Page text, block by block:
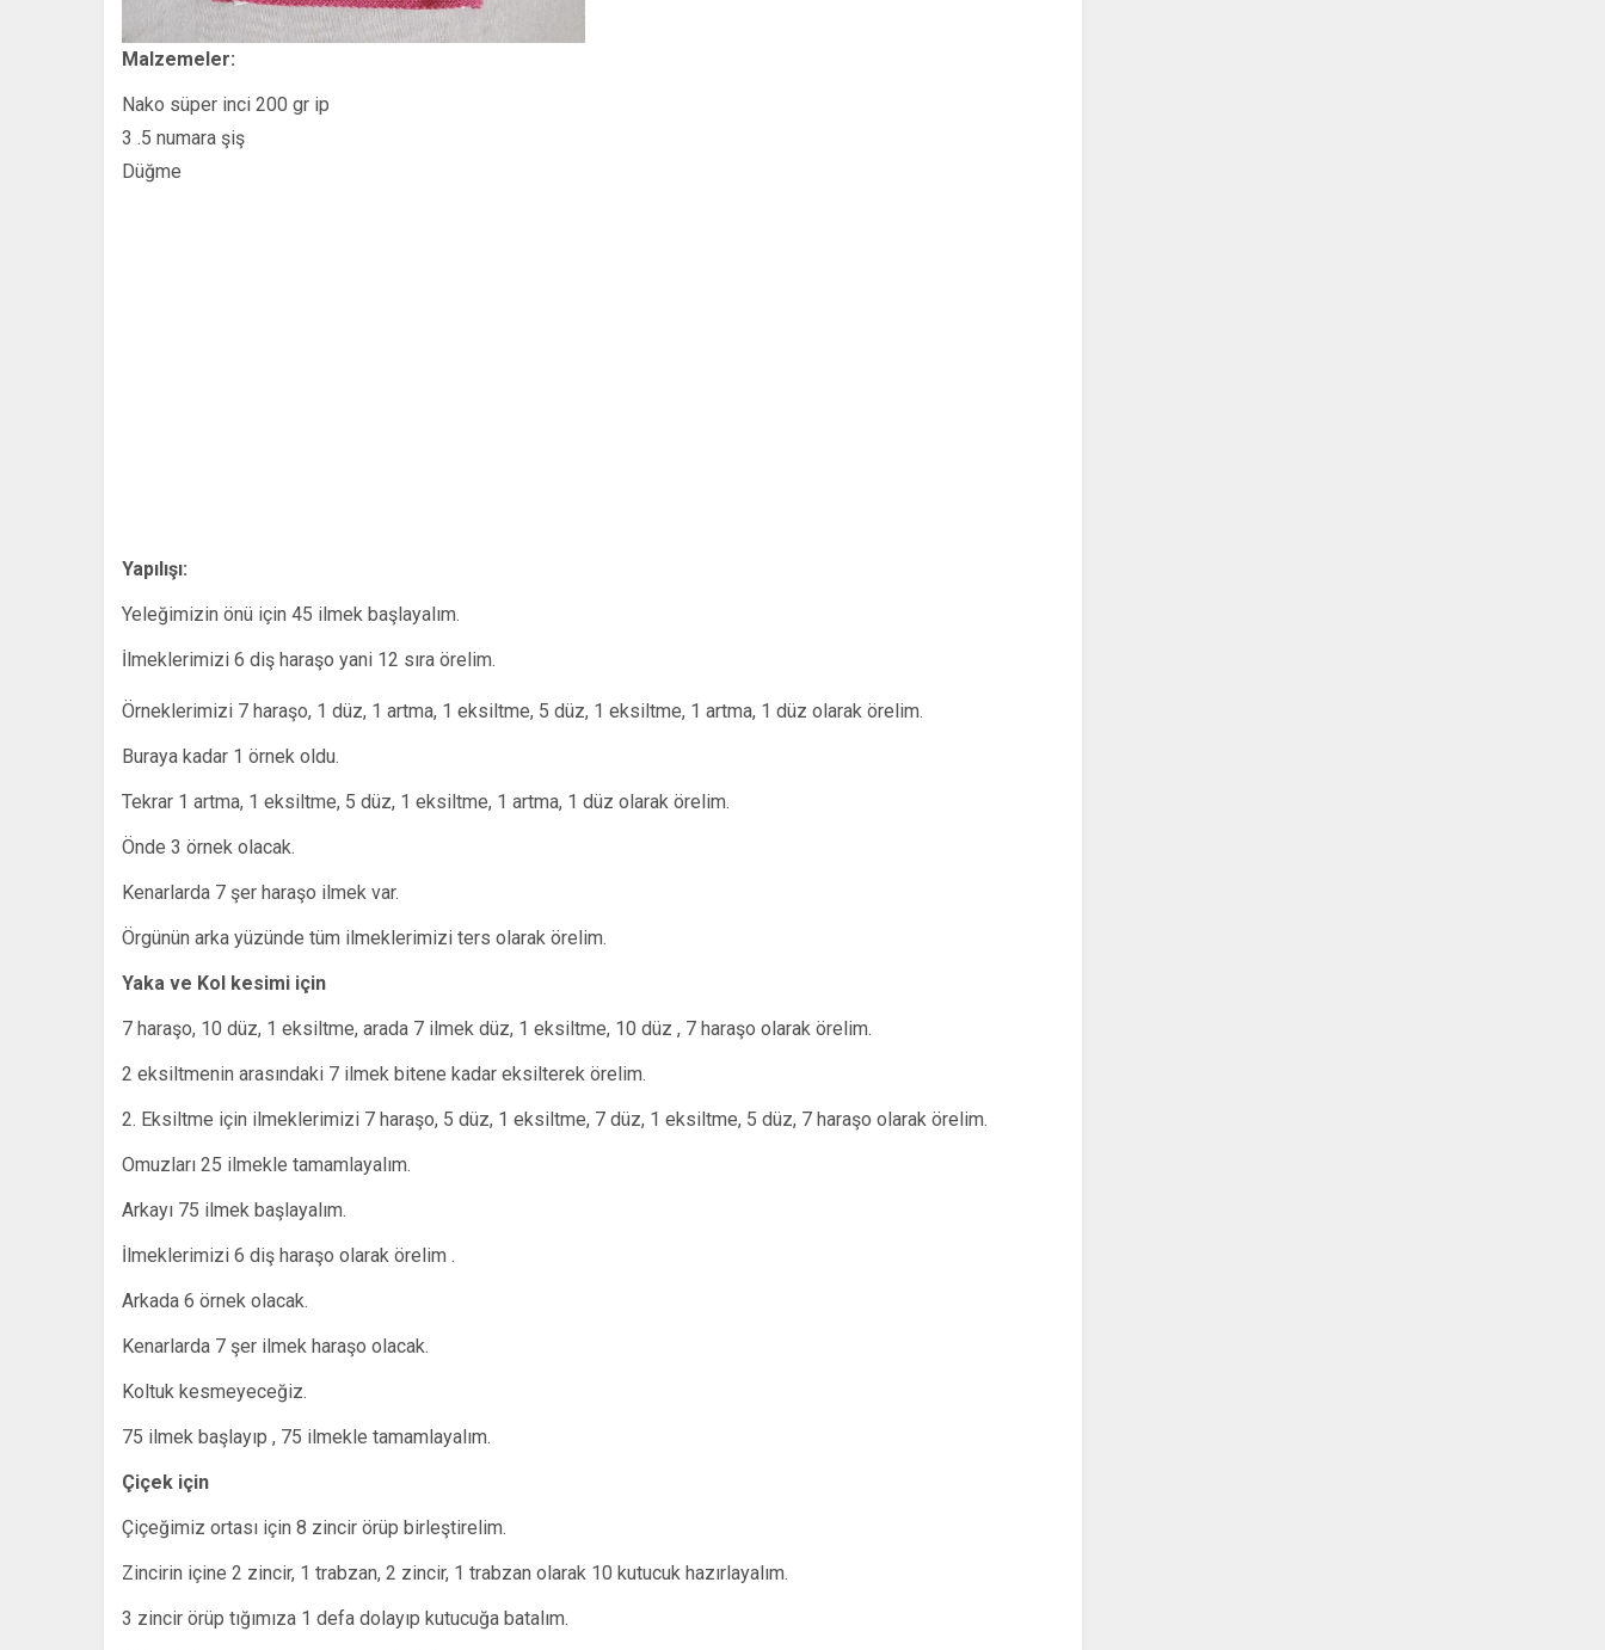
Malzemeler:
Nako süper inci 200 gr ip
3 .5 numara şiş
Düğme
Yapılışı:
Yeleğimizin önü için 45 ilmek başlayalım.
İlmeklerimizi 6 diş haraşo yani 12 sıra örelim.
Örneklerimizi 7 haraşo, 1 düz, 1 artma, 1 eksiltme, 5 düz, 1 eksiltme, 1 artma, 1 düz olarak örelim.
Buraya kadar 1 örnek oldu.
Tekrar 1 artma, 1 eksiltme, 5 düz, 1 eksiltme, 1 artma, 1 düz olarak örelim.
Önde 3 örnek olacak.
Kenarlarda 7 şer haraşo ilmek var.
Örgünün arka yüzünde tüm ilmeklerimizi ters olarak örelim.
Yaka ve Kol kesimi için
7 haraşo, 10 düz, 1 eksiltme, arada 7 ilmek düz, 1 eksiltme, 10 düz , 7 haraşo olarak örelim.
2 eksiltmenin arasındaki 7 ilmek bitene kadar eksilterek örelim.
2. Eksiltme için ilmeklerimizi 7 haraşo, 5 düz, 1 eksiltme, 7 düz, 1 eksiltme, 5 düz, 7 haraşo olarak örelim.
Omuzları 25 ilmekle tamamlayalım.
Arkayı 75 ilmek başlayalım.
İlmeklerimizi 6 diş haraşo olarak örelim .
Arkada 6 örnek olacak.
Kenarlarda 7 şer ilmek haraşo olacak.
Koltuk kesmeyeceğiz.
75 ilmek başlayıp , 75 ilmekle tamamlayalım.
Çiçek için
Çiçeğimiz ortası için 8 zincir örüp birleştirelim.
Zincirin içine 2 zincir, 1 trabzan, 2 zincir, 1 trabzan olarak 10 kutucuk hazırlayalım.
3 zincir örüp tığımıza 1 defa dolayıp kutucuğa batalım.